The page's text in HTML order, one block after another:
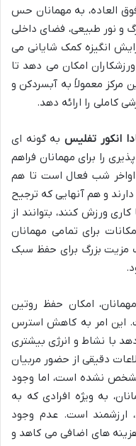
العاده، به مهمانان حس
و نور طبیعی، فضای داخلی
انگیزه کمک شایانی می
امکان می دهد تا
مرکز معمولاً به آبسردکن و
کاملی را ارائه دهد.
انکور تفلیسبه گونه ای
را برای مهمانان فراهم
اواخر شب فعال است تا هم
و هم آنهایی که ترجیح
ورزش کنند، بتوانند از
برای تمامی مهمانان
مزیت بزرگ برای حفظ سبک
امکان حفظ روتین
این امر به کاهش استرس
با نشاط و انرژی بیشتری
دقیقی از حضور مربیان
نشده است، اما وجود
به ویژه افرادی که به
ارزشمند است. عدم وجود
های اضافی می کاهد و